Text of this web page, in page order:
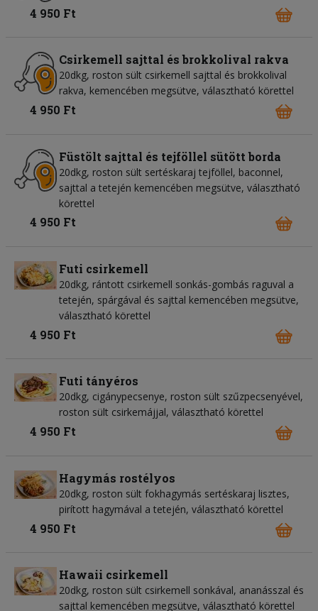
4 950 Ft
Csirkemell sajttal és brokkolival rakva
20dkg, roston sült csirkemell sajttal és brokkolival
rakva, kemencében megsütve, választható körettel
4 950 Ft
Füstölt sajttal és tejföllel sütött borda
20dkg, roston sült sertéskaraj tejföllel, baconnel,
sajttal a tetején kemencében megsütve, választható
körettel
4 950 Ft
Futi csirkemell
20dkg, rántott csirkemell sonkás-gombás raguval a
tetején, spárgával és sajttal kemencében megsütve,
választható körettel
4 950 Ft
Futi tányéros
20dkg, cigánypecsenye, roston sült szűzpecsenyével,
roston sült csirkemájjal, választható körettel
4 950 Ft
Hagymás rostélyos
20dkg, roston sült fokhagymás sertéskaraj lisztes,
pirított hagymával a tetején, választható körettel
4 950 Ft
Hawaii csirkemell
20dkg, roston sült csirkemell sonkával, ananásszal és
sajttal kemencében megsütve, választható körettel